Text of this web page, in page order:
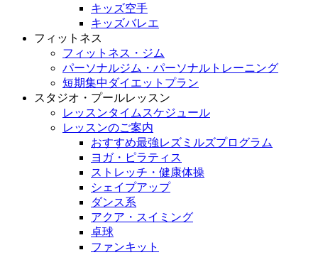
キッズ空手
キッズバレエ
フィットネス
フィットネス・ジム
パーソナルジム・パーソナルトレーニング
短期集中ダイエットプラン
スタジオ・プールレッスン
レッスンタイムスケジュール
レッスンのご案内
おすすめ最強レズミルズプログラム
ヨガ・ピラティス
ストレッチ・健康体操
シェイプアップ
ダンス系
アクア・スイミング
卓球
ファンキット